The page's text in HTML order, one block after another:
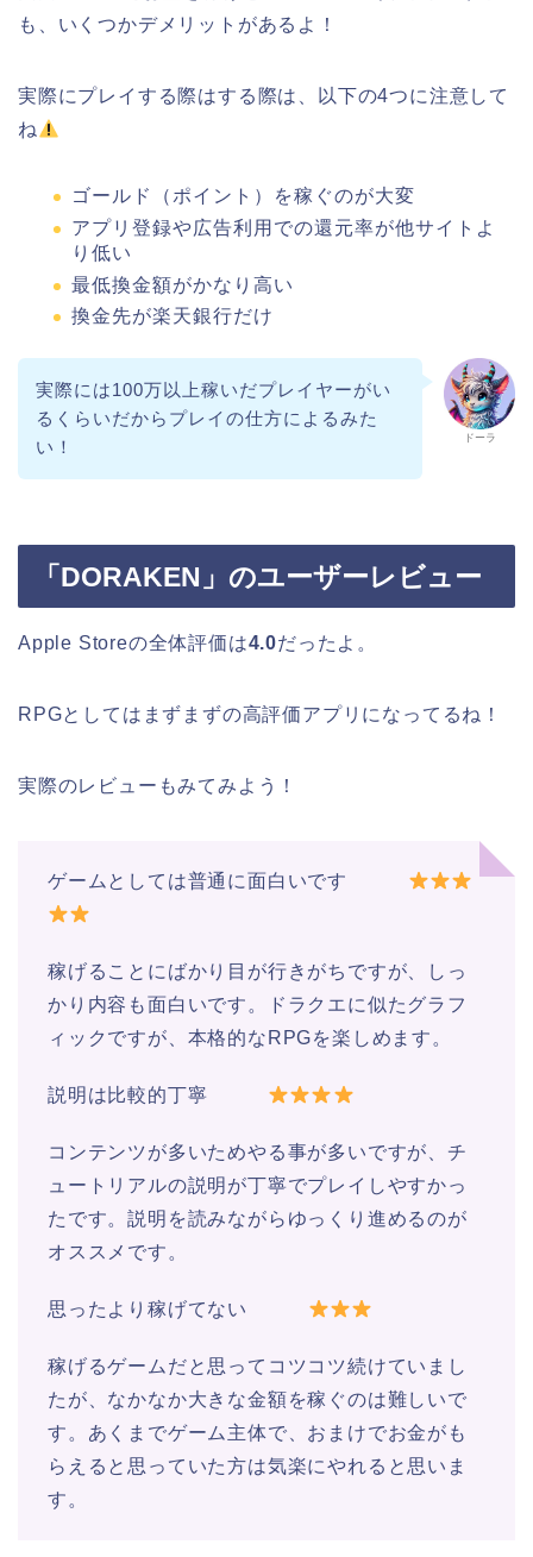
も、いくつかデメリットがあるよ！
実際にプレイする際はする際は、以下の4つに注意して
ね
ゴールド（ポイント）を稼ぐのが大変
アプリ登録や広告利用での還元率が他サイトよ
り低い
最低換金額がかなり高い
換金先が楽天銀行だけ
ドーラ
実際には100万以上稼いだプレイヤーがい
るくらいだからプレイの仕方によるみた
い！
「DORAKEN」のユーザーレビュー
Apple Storeの全体評価は4.0だったよ。
RPGとしてはまずまずの高評価アプリになってるね！
実際のレビューもみてみよう！
ゲームとしては普通に面白いです
稼げることにばかり目が行きがちですが、しっ
かり内容も面白いです。ドラクエに似たグラフ
ィックですが、本格的なRPGを楽しめます。
説明は比較的丁寧
コンテンツが多いためやる事が多いですが、チ
ュートリアルの説明が丁寧でプレイしやすかっ
たです。説明を読みながらゆっくり進めるのが
オススメです。
思ったより稼げてない
稼げるゲームだと思ってコツコツ続けていまし
たが、なかなか大きな金額を稼ぐのは難しいで
す。あくまでゲーム主体で、おまけでお金がも
らえると思っていた方は気楽にやれると思いま
す。